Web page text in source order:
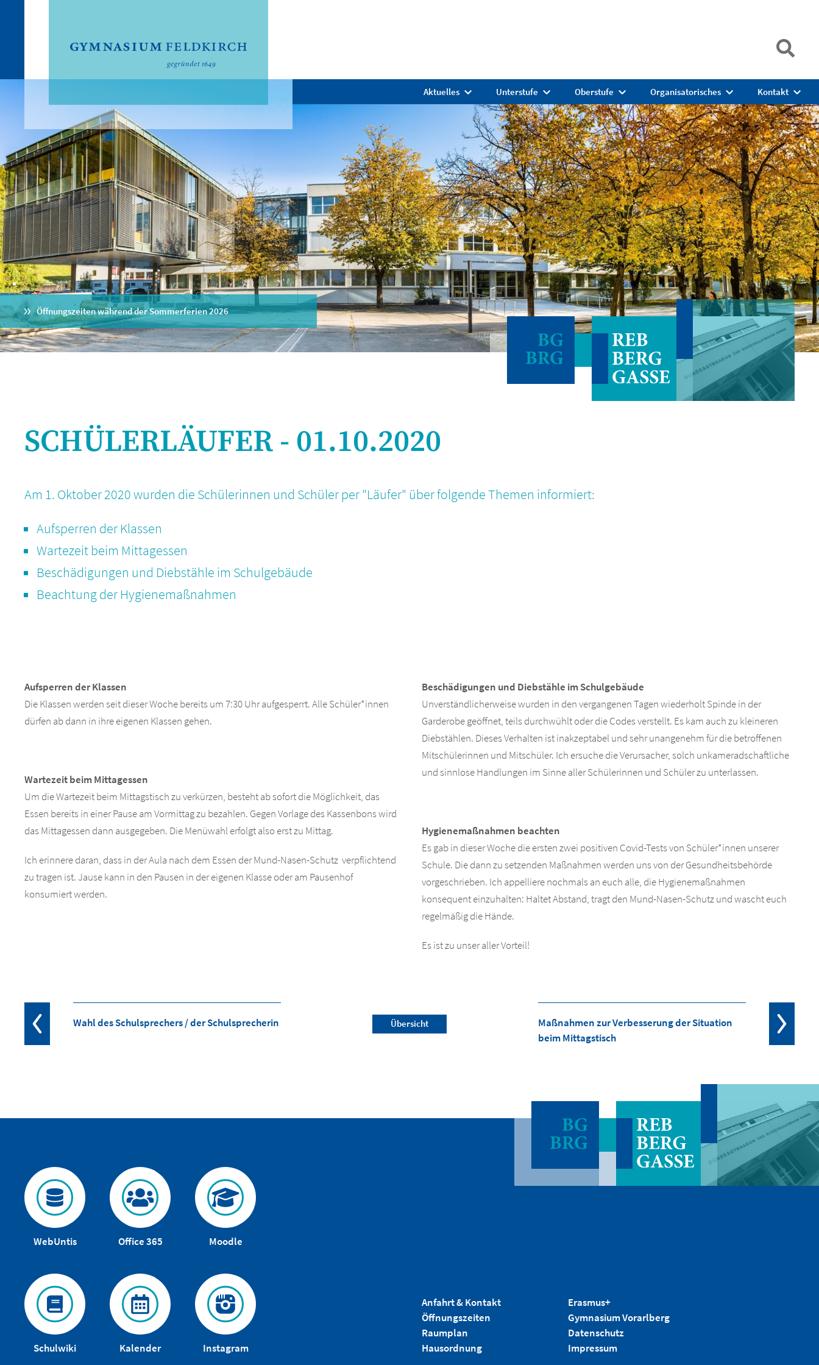
Aktuelles Unterstufe Oberstufe Organisatorisches Kontakt
Öffnungszeiten während der Sommerferien 2026
SCHÜLERLÄUFER - 01.10.2020
Am 1. Oktober 2020 wurden die Schülerinnen und Schüler per "Läufer" über folgende Themen informiert:
Aufsperren der Klassen
Wartezeit beim Mittagessen
Beschädigungen und Diebstähle im Schulgebäude
Beachtung der Hygienemaßnahmen
Aufsperren der Klassen
Die Klassen werden seit dieser Woche bereits um 7:30 Uhr aufgesperrt. Alle Schüler*innen
dürfen ab dann in ihre eigenen Klassen gehen.
Wartezeit beim Mittagessen
Um die Wartezeit beim Mittagstisch zu verkürzen, besteht ab sofort die Möglichkeit, das
Essen bereits in einer Pause am Vormittag zu bezahlen. Gegen Vorlage des Kassenbons wird
das Mittagessen dann ausgegeben. Die Menüwahl erfolgt also erst zu Mittag.
Ich erinnere daran, dass in der Aula nach dem Essen der Mund-Nasen-Schutz verpflichtend
zu tragen ist. Jause kann in den Pausen in der eigenen Klasse oder am Pausenhof
konsumiert werden.
Beschädigungen und Diebstähle im Schulgebäude
Unverständlicherweise wurden in den vergangenen Tagen wiederholt Spinde in der
Garderobe geöffnet, teils durchwühlt oder die Codes verstellt. Es kam auch zu kleineren
Diebstählen. Dieses Verhalten ist inakzeptabel und sehr unangenehm für die betroffenen
Mitschülerinnen und Mitschüler. Ich ersuche die Verursacher, solch unkameradschaftliche
und sinnlose Handlungen im Sinne aller Schülerinnen und Schüler zu unterlassen.
Hygienemaßnahmen beachten
Es gab in dieser Woche die ersten zwei positiven Covid-Tests von Schüler*innen unserer
Schule. Die dann zu setzenden Maßnahmen werden uns von der Gesundheitsbehörde
vorgeschrieben. Ich appelliere nochmals an euch alle, die Hygienemaßnahmen
konsequent einzuhalten: Haltet Abstand, tragt den Mund-Nasen-Schutz und wascht euch
regelmäßig die Hände.
Es ist zu unser aller Vorteil!
Wahl des Schulsprechers / der Schulsprecherin Übersicht
Maßnahmen zur Verbesserung der Situation
beim Mittagstisch
WebUntis Office 365 Moodle
Schulwiki Kalender Instagram
Anfahrt & Kontakt
Öffnungszeiten
Raumplan
Hausordnung
Erasmus+
Gymnasium Vorarlberg
Datenschutz
Impressum